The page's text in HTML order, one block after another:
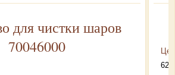
для чистки шаров
70046000
620